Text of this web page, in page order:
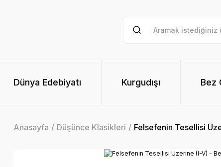
Dünya Edebiyatı Kurgudışı Bez
Anasayfa Düşünce Klasikleri Felsefenin Tesellisi